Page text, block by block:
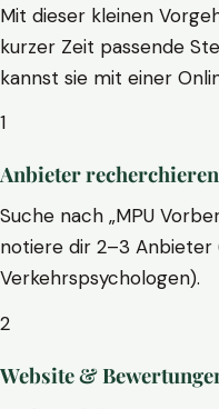
Mit dieser kleinen
kurzer Zeit passende
kannst sie mit einer
1
Anbieter recherchieren
Suche nach „MPU
notiere dir 2–3 Anbieter
Verkehrspsychologen).
2
Website &